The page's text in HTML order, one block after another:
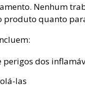
Nenhum
produto quanto
dos
las